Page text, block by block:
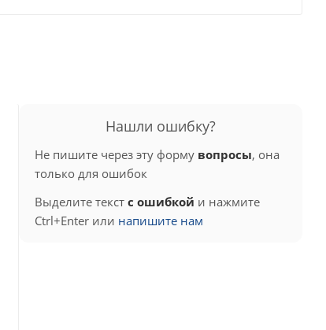
Нашли ошибку?
Не пишите через эту форму вопросы, она
только для ошибок
Выделите текст с ошибкой и нажмите
Ctrl+Enter или напишите нам